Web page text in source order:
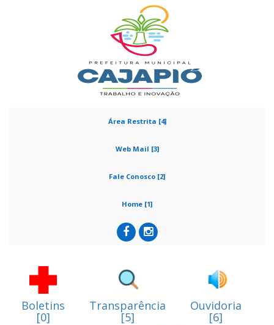
Área Restrita [4]
Web Mail [3]
Fale Conosco [2]
Home [1]
Boletins
[0]
Transparência
[5]
Ouvidoria
[6]